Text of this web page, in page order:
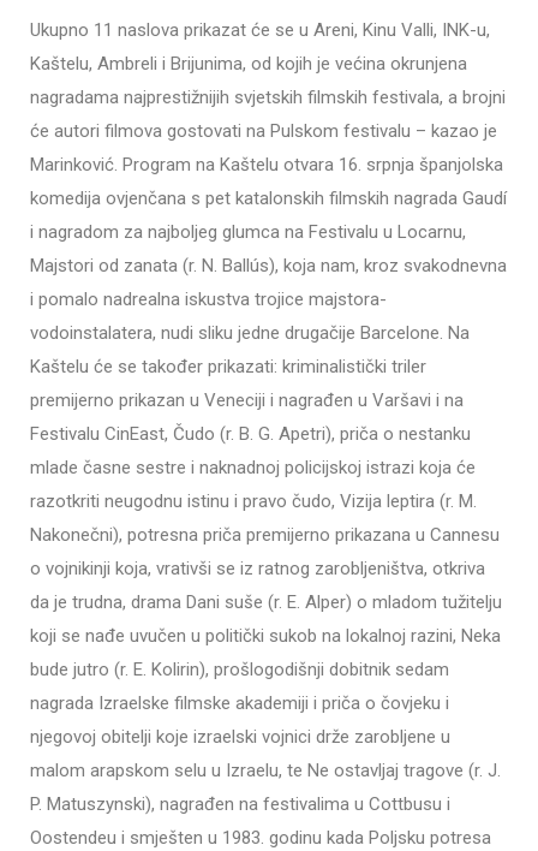
Ukupno 11 naslova prikazat će se u Areni, Kinu Valli, INK-u,
Kaštelu, Ambreli i Brijunima, od kojih je većina okrunjena
nagradama najprestižnijih svjetskih filmskih festivala, a brojni
će autori filmova gostovati na Pulskom festivalu – kazao je
Marinković. Program na Kaštelu otvara 16. srpnja španjolska
komedija ovjenčana s pet katalonskih filmskih nagrada Gaudí
i nagradom za najboljeg glumca na Festivalu u Locarnu,
Majstori od zanata (r. N. Ballús), koja nam, kroz svakodnevna
i pomalo nadrealna iskustva trojice majstora-
vodoinstalatera, nudi sliku jedne drugačije Barcelone. Na
Kaštelu će se također prikazati: kriminalistički triler
premijerno prikazan u Veneciji i nagrađen u Varšavi i na
Festivalu CinEast, Čudo (r. B. G. Apetri), priča o nestanku
mlade časne sestre i naknadnoj policijskoj istrazi koja će
razotkriti neugodnu istinu i pravo čudo, Vizija leptira (r. M.
Nakonečni), potresna priča premijerno prikazana u Cannesu
o vojnikinji koja, vrativši se iz ratnog zarobljeništva, otkriva
da je trudna, drama Dani suše (r. E. Alper) o mladom tužitelju
koji se nađe uvučen u politički sukob na lokalnoj razini, Neka
bude jutro (r. E. Kolirin), prošlogodišnji dobitnik sedam
nagrada Izraelske filmske akademiji i priča o čovjeku i
njegovoj obitelji koje izraelski vojnici drže zarobljene u
malom arapskom selu u Izraelu, te Ne ostavljaj tragove (r. J.
P. Matuszynski), nagrađen na festivalima u Cottbusu i
Oostendeu i smješten u 1983. godinu kada Poljsku potresa